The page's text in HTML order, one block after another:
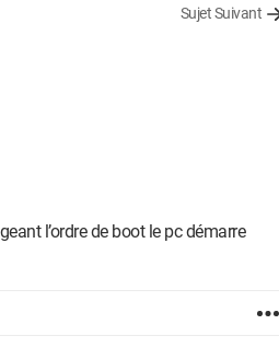
Sujet Suivant
l’ordre de boot le pc démarre